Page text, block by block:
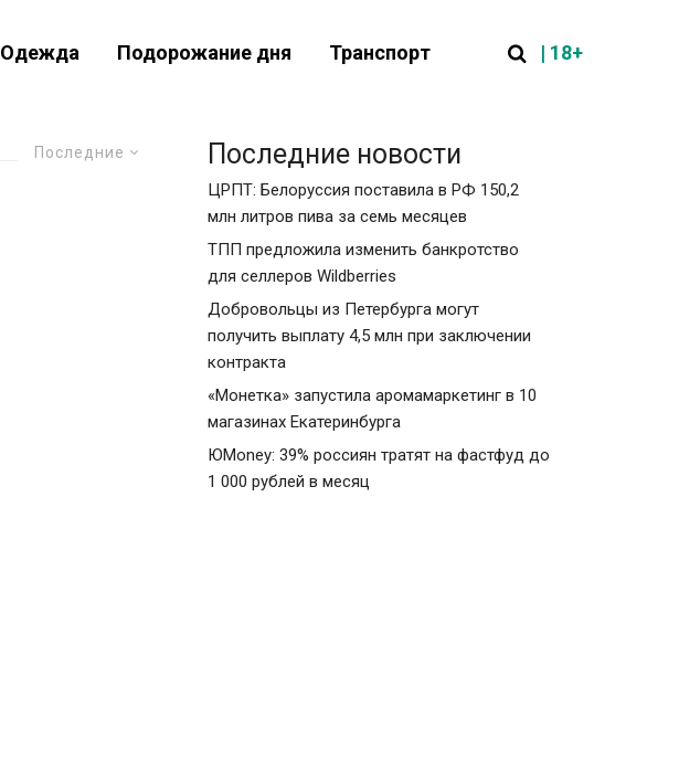
Одежда Подорожание дня Транспорт | 18+
Последние Последние новости
ЦРПТ: Белоруссия поставила в РФ 150,2
млн литров пива за семь месяцев
ТПП предложила изменить банкротство
для селлеров Wildberries
Добровольцы из Петербурга могут
получить выплату 4,5 млн при заключении
контракта
«Монетка» запустила аромамаркетинг в 10
магазинах Екатеринбурга
ЮMoney: 39% россиян тратят на фастфуд до
1 000 рублей в месяц